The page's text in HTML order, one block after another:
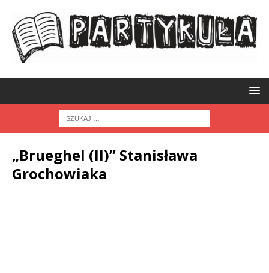
„Brueghel (II)” Stanisława
Grochowiaka